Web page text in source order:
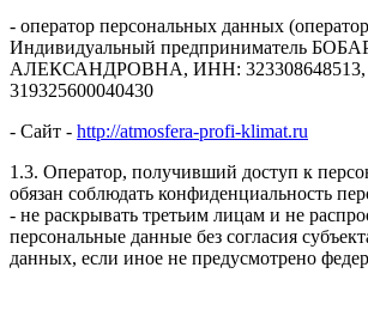
- оператор персональных данных
Индивидуальный предприниматель
АЛЕКСАНДРОВНА, ИНН:
319325600040430
- Сайт - http://atmosfera-profi-klimat.ru
1.3. Оператор, получивший доступ к
обязан соблюдать конфиденциальность
- не раскрывать третьим лицам и не
персональные данные без согласия
данных, если иное не предусмотрено